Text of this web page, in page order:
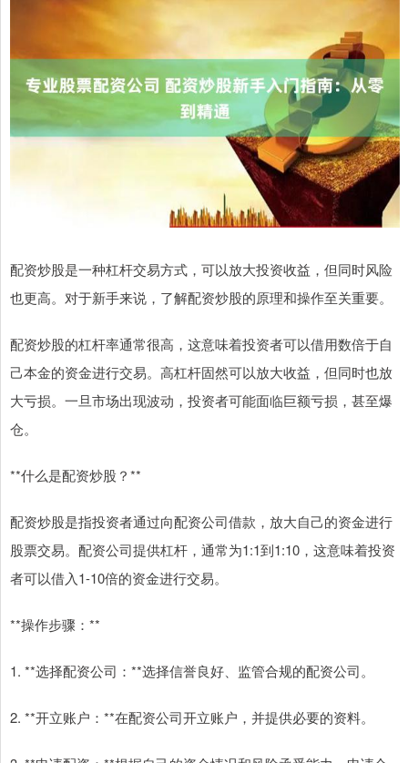
配资炒股是一种杠杆交易方式，可以放大投资收益，但同时风险
也更高。对于新手来说，了解配资炒股的原理和操作至关重要。
配资炒股的杠杆率通常很高，这意味着投资者可以借用数倍于自
己本金的资金进行交易。高杠杆固然可以放大收益，但同时也放
大亏损。一旦市场出现波动，投资者可能面临巨额亏损，甚至爆
仓。
**什么是配资炒股？**
配资炒股是指投资者通过向配资公司借款，放大自己的资金进行
股票交易。配资公司提供杠杆，通常为1:1到1:10，这意味着投资
者可以借入1-10倍的资金进行交易。
**操作步骤：**
1. **选择配资公司：**选择信誉良好、监管合规的配资公司。
2. **开立账户：**在配资公司开立账户，并提供必要的资料。